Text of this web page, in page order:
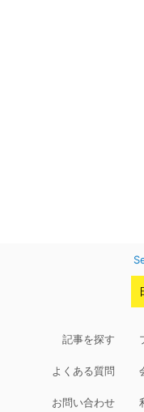
記事を探す
よくある質問
お問い合わせ